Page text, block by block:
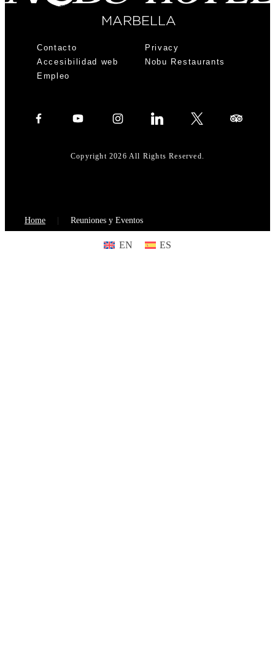
Contacto
Privacy
Accesibilidad web
Nobu Restaurants
Empleo
Copyright 2026 All Rights Reserved.
Home Reuniones y Eventos
EN ES